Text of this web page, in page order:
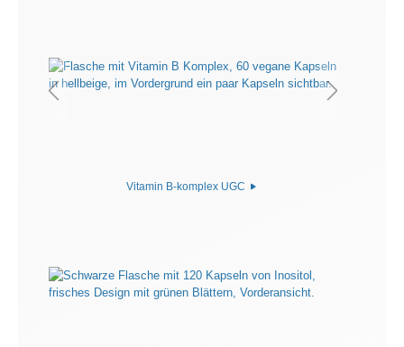
Vitamin B-komplex UGC